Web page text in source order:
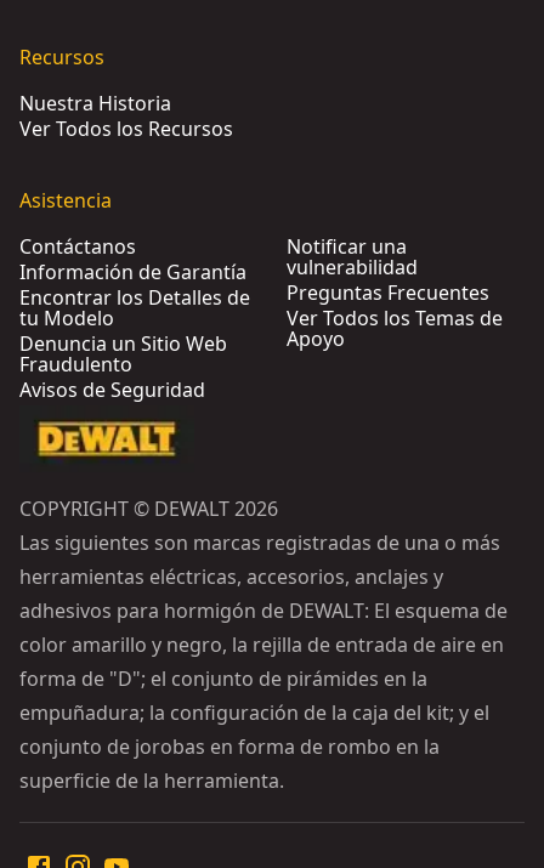
Recursos
Nuestra Historia
Ver Todos los Recursos
Asistencia
Contáctanos
Información de Garantía
Encontrar los Detalles de
tu Modelo
Denuncia un Sitio Web
Fraudulento
Avisos de Seguridad
Notificar una
vulnerabilidad
Preguntas Frecuentes
Ver Todos los Temas de
Apoyo
COPYRIGHT © DEWALT 2026
Las siguientes son marcas registradas de una o más
herramientas eléctricas, accesorios, anclajes y
adhesivos para hormigón de DEWALT: El esquema de
color amarillo y negro, la rejilla de entrada de aire en
forma de "D"; el conjunto de pirámides en la
empuñadura; la configuración de la caja del kit; y el
conjunto de jorobas en forma de rombo en la
superficie de la herramienta.